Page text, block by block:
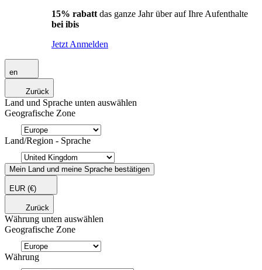
15% rabatt das ganze Jahr über auf Ihre Aufenthalte
bei ibis
Jetzt Anmelden
en
Zurück
Land und Sprache unten auswählen
Geografische Zone
Land/Region - Sprache
Mein Land und meine Sprache bestätigen
EUR (€)
Zurück
Währung unten auswählen
Geografische Zone
Währung